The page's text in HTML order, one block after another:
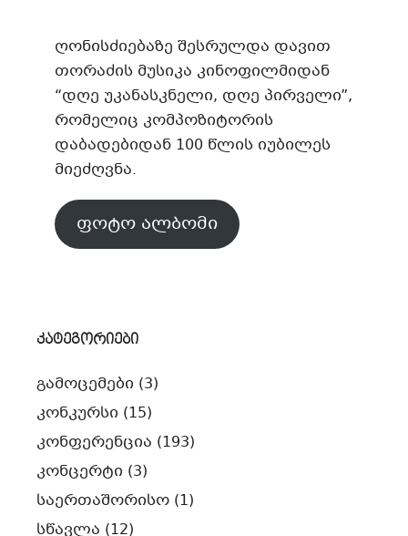
ღონისძიებაზე შესრულდა დავით
თორაძის მუსიკა კინოფილმიდან
“დღე უკანასკნელი, დღე პირველი”,
რომელიც კომპოზიტორის
დაბადებიდან 100 წლის იუბილეს
მიეძღვნა.
ფოტო ალბომი
კატეგორიები
გამოცემები (3)
კონკურსი (15)
კონფერენცია (193)
კონცერტი (3)
საერთაშორისო (1)
სწავლა (12)